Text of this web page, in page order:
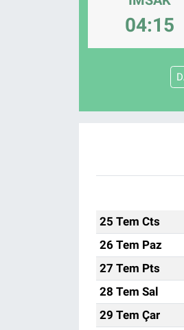
04:15
25 Tem Cts
26 Tem Paz
27 Tem Pts
28 Tem Sal
29 Tem Çar